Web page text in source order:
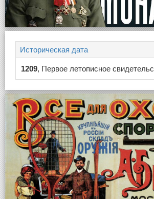
Историческая дата
1209, Первое летописное